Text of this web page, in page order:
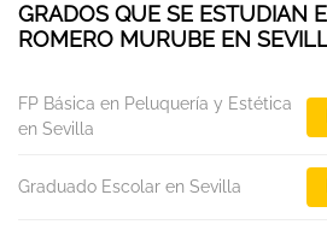
GRADOS QUE SE ESTUDIAN
ROMERO MURUBE EN
FP Básica en Peluquería y Estética
en Sevilla
Graduado Escolar en Sevilla